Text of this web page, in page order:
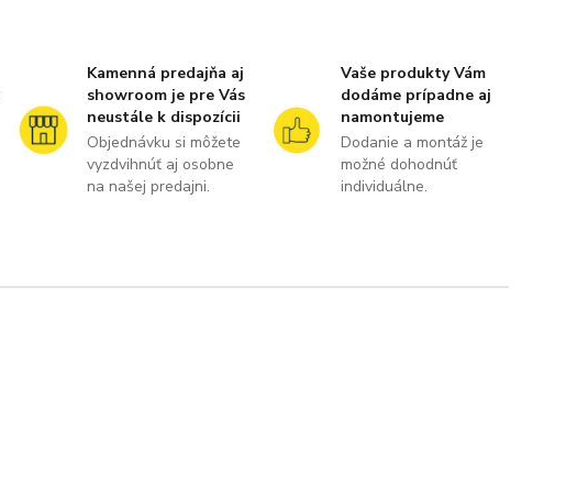
Kamenná predajňa aj
showroom je pre Vás
neustále k dispozícii
Objednávku si môžete
vyzdvihnúť aj osobne
na našej predajni.
Vaše produkty Vám
dodáme prípadne aj
namontujeme
Dodanie a montáž je
možné dohodnúť
individuálne.